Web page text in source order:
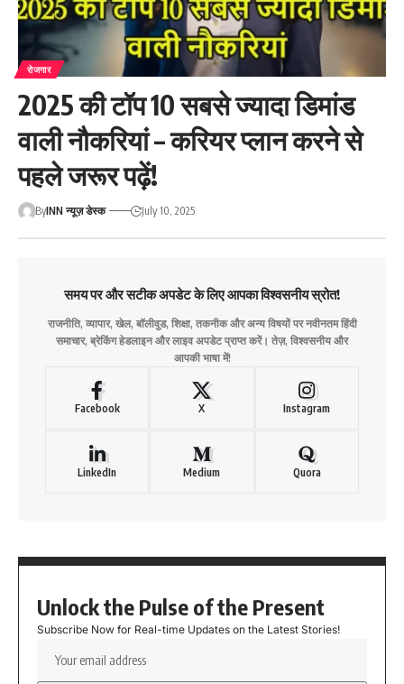
रोजगार
2025 की टॉप 10 सबसे ज्यादा डिमांड
वाली नौकरियां – करियर प्लान करने से
पहले जरूर पढ़ें!
ByINN न्यूज़ डेस्क July 10, 2025
समय पर और सटीक अपडेट के लिए आपका विश्वसनीय स्रोत!
राजनीति, व्यापार, खेल, बॉलीवुड, शिक्षा, तकनीक और अन्य विषयों पर नवीनतम हिंदी
समाचार, ब्रेकिंग हेडलाइन और लाइव अपडेट प्राप्त करें। तेज़, विश्वसनीय और
आपकी भाषा में!
Facebook X Instagram
LinkedIn Medium Quora
Unlock the Pulse of the Present
Subscribe Now for Real-time Updates on the Latest Stories!